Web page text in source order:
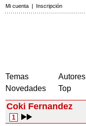
Mi cuenta | Inscripción
Temas
Novedades
Autores
Top
Coki Fernandez
1